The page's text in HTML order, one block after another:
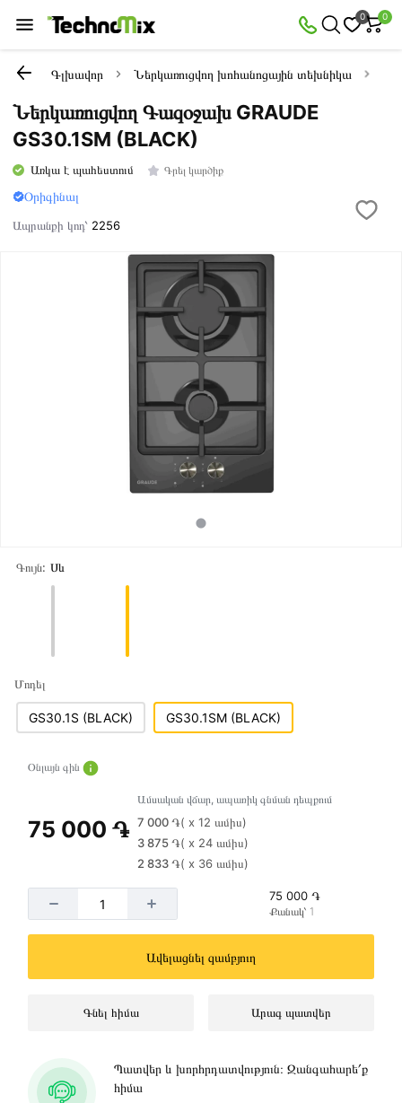
0 0
Գլխավոր Ներկառուցվող խոհանոցային տեխնիկա
Ներկառուցվող Գազօջախ GRAUDE
GS30.1SM (BLACK)
Առկա է պահեստում Գրել կարծիք
Օրիգինալ
Ապրանքի կոդ՝ 2256
Գույն: Սև
Մոդել
GS30.1S (BLACK) GS30.1SM (BLACK)
Օնլայն գին
75 000 ֏
Ամսական վճար, ապառիկ գնման դեպքում
7 000 ֏( x 12 ամիս)
3 875 ֏( x 24 ամիս)
2 833 ֏( x 36 ամիս)
75 000 ֏
Քանակ՝ 1
Ավելացնել զամբյուղ
Գնել հիմա Արագ պատվեր
Պատվեր և խորհրդատվություն։ Զանգահարե՛ք
հիմա